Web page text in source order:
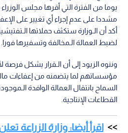
يوما من الفترة التي أقرها مجلس
مشددا على عدم إجراء أي تغيير على
أكد أن الـوزارة ستكثف حملاتها
لضبط العمالة الـمخالفة وتسفيرها فورا.
وننوه الزيود إلى أن الـقرار يشكل
مؤسساتهم لما يتضمنه من إعفاءات
السماح بانتقال العمالة الوافدة
القطاعات الإنتاجية.
اقرأ أيضا: وزارة الزراعة